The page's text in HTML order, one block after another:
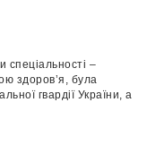
спеціальності –
здоров’я, була
гвардії України, а